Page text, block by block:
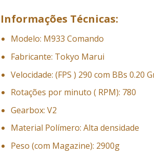
Informações Técnicas:
Modelo: M933 Comando
Fabricante: Tokyo Marui
Velocidade: (FPS ) 290 com BBs 0.20
Rotações por minuto ( RPM): 780
Gearbox: V2
Material Polímero: Alta densidade
Peso (com Magazine): 2900g